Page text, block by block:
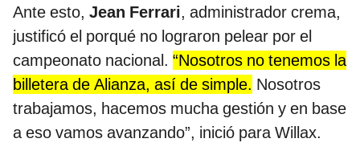
Ante esto, Jean Ferrari, administrador crema,
justificó el porqué no lograron pelear por el
campeonato nacional. “Nosotros no tenemos la
billetera de Alianza, así de simple. Nosotros
trabajamos, hacemos mucha gestión y en base
a eso vamos avanzando”, inició para Willax.